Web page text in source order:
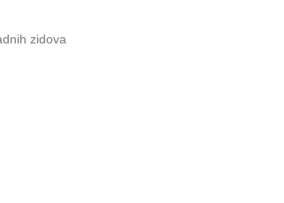
zidova